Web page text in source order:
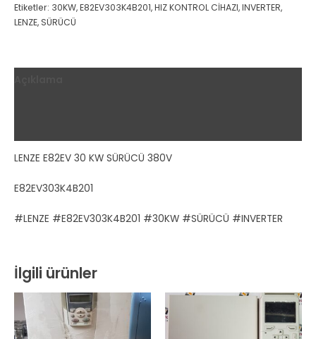
Etiketler: 30KW,E82EV303K4B201,HIZ KONTROL CİHAZI,INVERTER,
LENZE, SÜRÜCÜ
LENZE E82EV 30 KW SÜRÜCÜ 380V
E82EV303K4B201
#LENZE #E82EV303K4B201 #30KW #SÜRÜCÜ #INVERTER
İlgili ürünler